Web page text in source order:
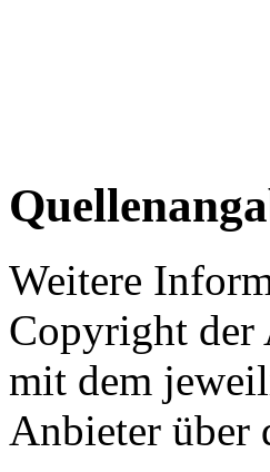
Weitere
Copyright
mit dem
Anbieter